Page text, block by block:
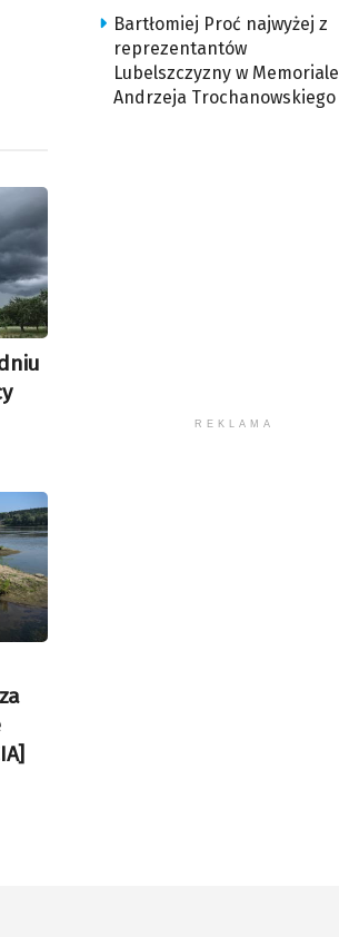
Bartłomiej Proć najwyżej z
reprezentantów
Lubelszczyzny w Memoriale
Andrzeja Trochanowskiego
REKLAMA